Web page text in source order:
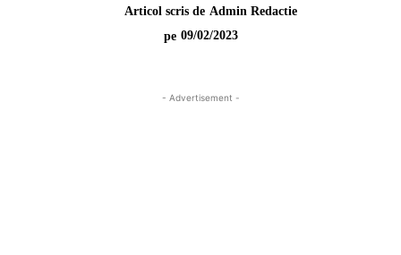
Articol scris de Admin Redactie
pe 09/02/2023
- Advertisement -